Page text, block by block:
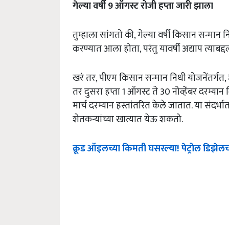
गेल्या वर्षी 9 ऑगस्ट रोजी हप्ता जारी झाला
तुम्हाला सांगतो की, गेल्या वर्षी किसान
करण्यात आला होता, परंतु यावर्षी अद्याप
खरं तर, पीएम किसान सन्मान निधी योजनेंतर्गत,
तर दुसरा हप्ता 1 ऑगस्ट ते 30 नोव्हेंबर दरम्यान
मार्च दरम्यान हस्तांतरित केले जातात. या
शेतकऱ्यांच्या खात्यात येऊ शकतो.
क्रूड ऑइलच्या किमती घसरल्या! पेट्रोल